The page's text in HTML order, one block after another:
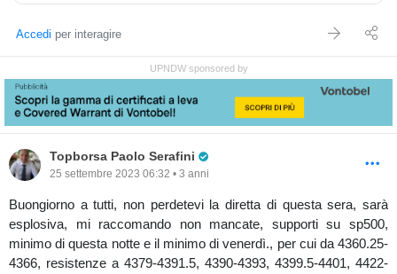
Accedi per interagire
UPNDW sponsored by
Topborsa Paolo Serafini
25 settembre 2023 06:32 • 3 anni
Buongiorno a tutti, non perdetevi la diretta di questa sera, sarà
esplosiva, mi raccomando non mancate, supporti su sp500,
minimo di questa notte e il minimo di venerdì., per cui da 4360.25-
4366, resistenze a 4379-4391.5, 4390-4393, 4399.5-4401, 4422-